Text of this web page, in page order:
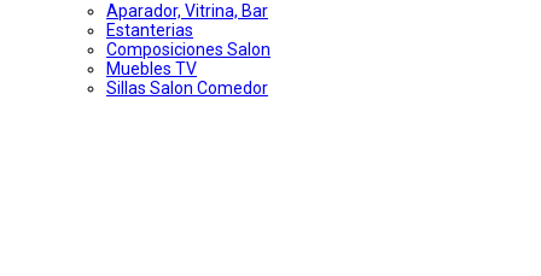
Aparador, Vitrina, Bar
Estanterias
Composiciones Salon
Muebles TV
Sillas Salon Comedor